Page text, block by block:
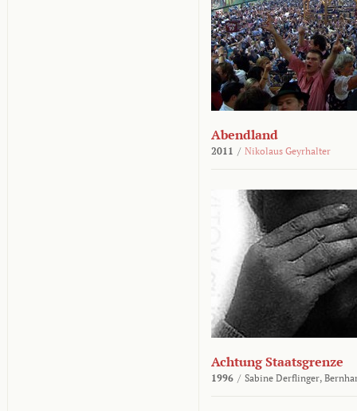
Abendland
2011 / Nikolaus Geyrhalter
Achtung Staatsgrenze
1996 / Sabine Derflinger,